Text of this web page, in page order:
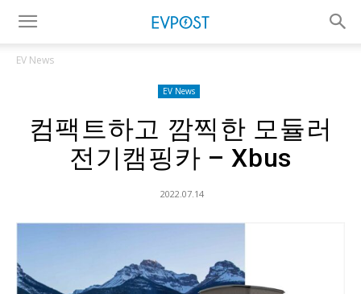
EV News
EV News
컴팩트하고 깜찍한 모듈러
전기캠핑카 – Xbus
2022.07.14